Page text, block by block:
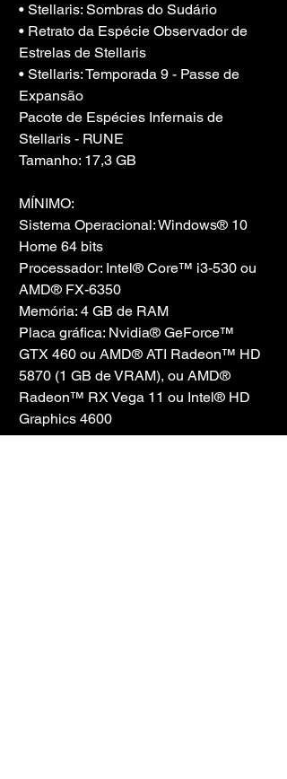
• Stellaris: Sombras do Sudário
• Retrato da Espécie Observador de
Estrelas de Stellaris
• Stellaris: Temporada 9 - Passe de
Expansão
Pacote de Espécies Infernais de
Stellaris - RUNE
Tamanho: 17,3 GB
MÍNIMO:
Sistema Operacional: Windows® 10
Home 64 bits
Processador: Intel® Core™ i3-530 ou
AMD® FX-6350
Memória: 4 GB de RAM
Placa gráfica: Nvidia® GeForce™
GTX 460 ou AMD® ATI Radeon™ HD
5870 (1 GB de VRAM), ou AMD®
Radeon™ RX Vega 11 ou Intel® HD
Graphics 4600
DirectX: Versão 9.0c